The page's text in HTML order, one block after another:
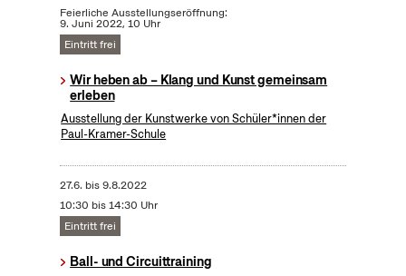
Feierliche Ausstellungseröffnung:
9. Juni 2022, 10 Uhr
Eintritt frei
Wir heben ab – Klang und Kunst gemeinsam
erleben
Ausstellung der Kunstwerke von Schüler*innen der
Paul-Kramer-Schule
27.6. bis9.8.2022
10:30 bis 14:30 Uhr
Eintritt frei
Ball- und Circuittraining